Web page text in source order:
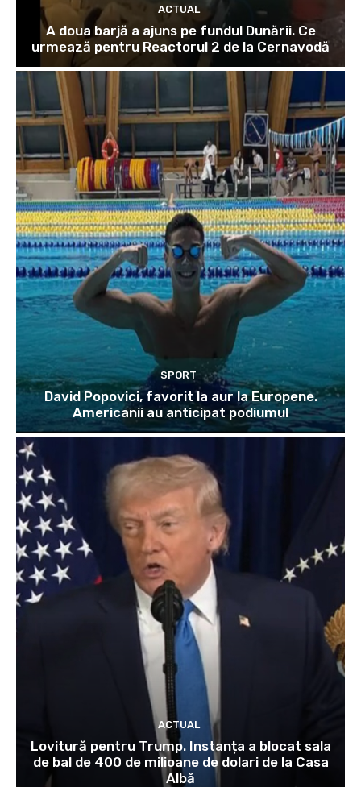
ACTUAL
A doua barjă a ajuns pe fundul Dunării. Ce
urmează pentru Reactorul 2 de la Cernavodă
SPORT
David Popovici, favorit la aur la Europene.
Americanii au anticipat podiumul
ACTUAL
Lovitură pentru Trump. Instanța a blocat sala
de bal de 400 de milioane de dolari de la Casa
Albă